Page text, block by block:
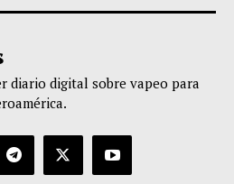
diario digital sobre vapeo para